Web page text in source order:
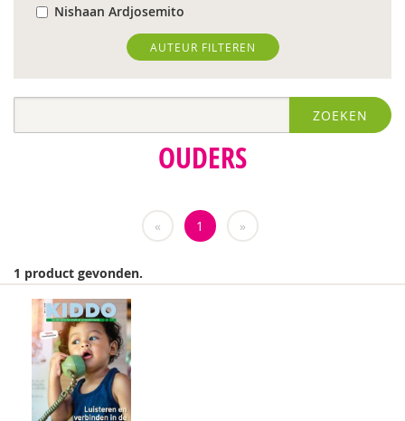
Nishaan Ardjosemito
Siela Ardjosemito-Jethoe
Nicole van Asten
Anne Bijsterbosch
Geraldien Blokland
Denise Bontje
Martine Borgdorff
Anne Bos
Lidwien Boudens
AUTEUR FILTEREN
ZOEKEN
OUDERS
« 1 »
1 product gevonden.